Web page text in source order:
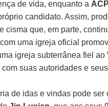
de vida, enquanto a
candidato. Assim,
cisma que, em parte,
uma igreja oficial
igreja subterrânea fiel ao
com suas autoridades e
de idas e vindas pode ser